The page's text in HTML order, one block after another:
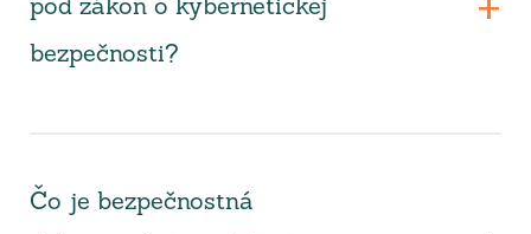
pod zákon o kybernetickej
bezpečnosti?
Čo je bezpečnostná